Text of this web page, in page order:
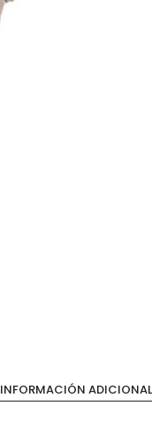
INFORMACIÓN ADICIONAL